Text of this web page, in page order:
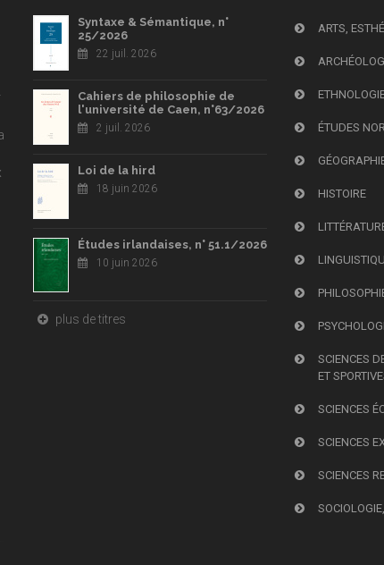
Syntaxe & Sémantique, n°
25/2026
22 juil. 2026
Cahiers de philosophie de
l'université de Caen, n°63/2026
2 juil. 2026
Loi de la hird
18 juin 2026
Études irlandaises, n° 51.1/2026
10 juin 2026
plus de titres
ARTS,
ÉTUDES
HISTOIRE
SCIENCES
ET
SCIENCES
SCIENCES
SCIENCES